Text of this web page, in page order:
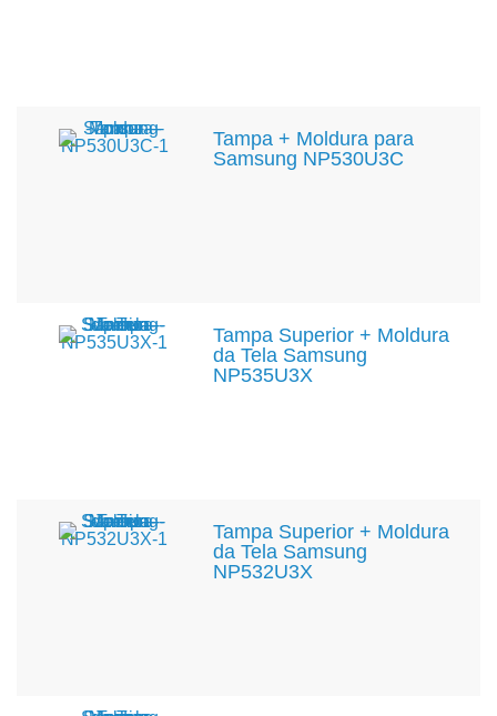
Tampa + Moldura para
Samsung NP530U3C
Tampa Superior + Moldura
da Tela Samsung
NP535U3X
Tampa Superior + Moldura
da Tela Samsung
NP532U3X